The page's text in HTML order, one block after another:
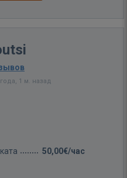
1 м. назад
50,00€/час